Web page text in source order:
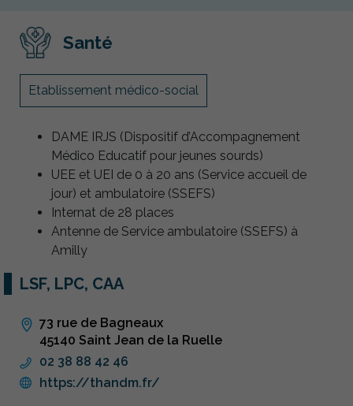
Santé
Etablissement médico-social
DAME IRJS (Dispositif d’Accompagnement
Médico Educatif pour jeunes sourds)
UEE et UEI de 0 à 20 ans (Service accueil de
jour) et ambulatoire (SSEFS)
Internat de 28 places
Antenne de Service ambulatoire (SSEFS) à
Amilly
LSF, LPC, CAA
73 rue de Bagneaux
45140 Saint Jean de la Ruelle
02 38 88 42 46
https://thandm.fr/